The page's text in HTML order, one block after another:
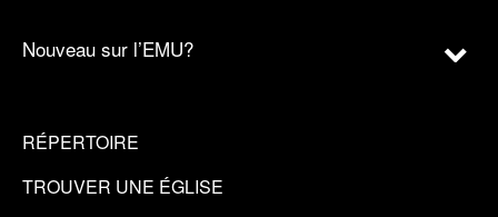
Nouveau sur l’EMU?
RÉPERTOIRE
TROUVER UNE ÉGLISE